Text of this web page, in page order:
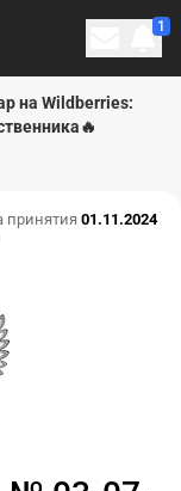
1
на Wildberries:
принятия 01.11.2024